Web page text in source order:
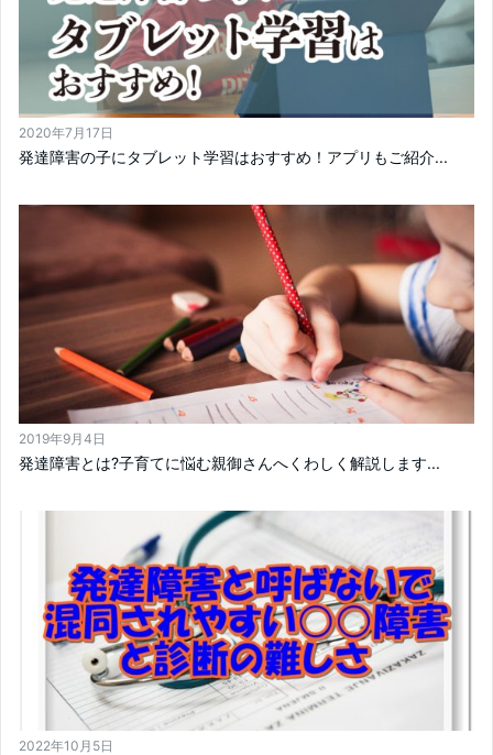
2020年7月17日
発達障害の子にタブレット学習はおすすめ！アプリもご紹介...
2019年9月4日
発達障害とは?子育てに悩む親御さんへくわしく解説します...
2022年10月5日